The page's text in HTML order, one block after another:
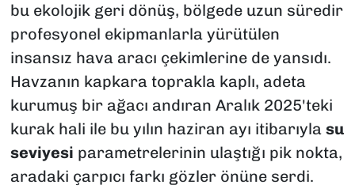
bu ekolojik geri dönüş, bölgede uzun süredir
profesyonel ekipmanlarla yürütülen
insansız hava aracı çekimlerine de yansıdı.
Havzanın kapkara toprakla kaplı, adeta
kurumuş bir ağacı andıran Aralık 2025'teki
kurak hali ile bu yılın haziran ayı itibarıyla su
seviyesi parametrelerinin ulaştığı pik nokta,
aradaki çarpıcı farkı gözler önüne serdi.